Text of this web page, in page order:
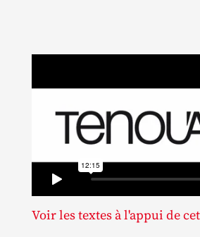
Voir les textes à l'appui de